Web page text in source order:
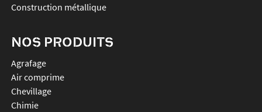
Construction métallique
NOS PRODUITS
agrafage
air comprime
chevillage
chimie